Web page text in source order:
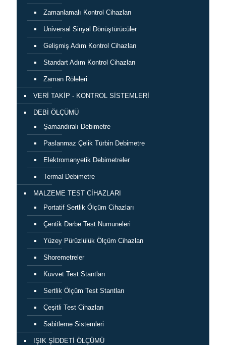
Zamanlamalı Kontrol Cihazları
Universal Sinyal Dönüştürücüler
Gelişmiş Adım Kontrol Cihazları
Standart Adım Kontrol Cihazları
Zaman Röleleri
VERİ TAKİP - KONTROL SİSTEMLERİ
DEBİ ÖLÇÜMÜ
Şamandıralı Debimetre
Paslanmaz Çelik Türbin Debimetre
Elektromanyetik Debimetreler
Termal Debimetre
MALZEME TEST CİHAZLARI
Portatif Sertlik Ölçüm Cihazları
Çentik Darbe Test Numuneleri
Yüzey Pürüzlülük Ölçüm Cihazları
Shoremetreler
Kuvvet Test Stantları
Sertlik Ölçüm Test Stantları
Çeşitli Test Cihazları
Sabitleme Sistemleri
IŞIK ŞİDDETİ ÖLÇÜMÜ